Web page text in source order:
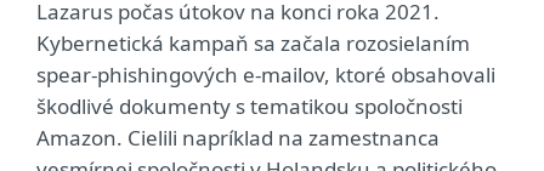
Lazarus počas útokov na konci roka 2021.
Kybernetická kampaň sa začala rozosielaním
spear-phishingových e-mailov, ktoré obsahovali
škodlivé dokumenty s tematikou spoločnosti
Amazon. Cielili napríklad na zamestnanca